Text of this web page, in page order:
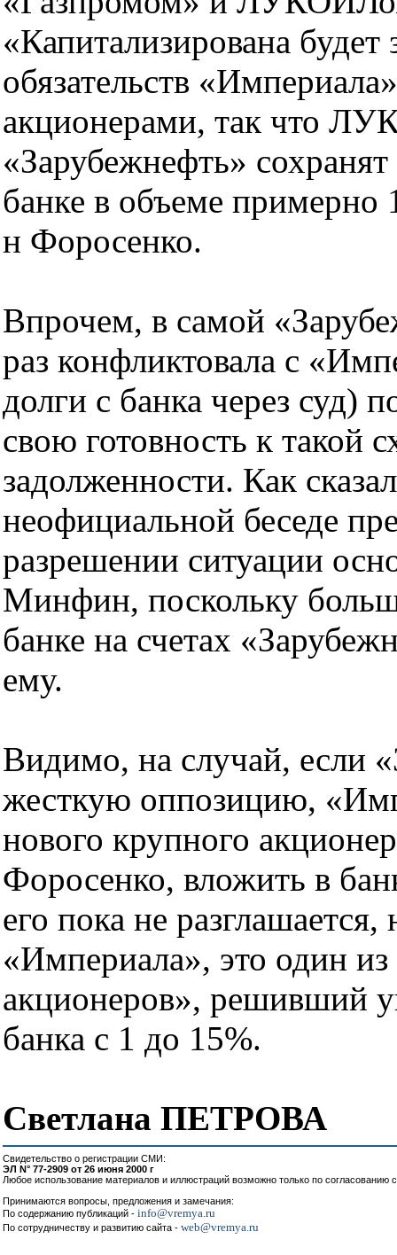
«Капитализирована будет
обязательств
акционерами, так что
«Зарубежнефть»
банке в объеме
н Форосенко.
Впрочем, в самой
раз конфликтовала с
долги с банка через суд)
свою готовность к такой
задолженности. Как
неофициальной беседе
разрешении ситуации
Минфин, поскольку
банке на счетах
ему.
Видимо, на случай, если
жесткую оппозицию,
нового крупного
Форосенко, вложить в
его пока не
«Империала», это один
акционеров», решивший
банка с 1 до 15%.
Светлана ПЕТРОВА
Свидетельство о регистрации СМИ:
ЭЛ N° 77-2909 от 26 июня 2000 г
Любое использование материалов и иллюстраций возможно только по согласованию
Принимаются вопросы, предложения и замечания:
По содержанию публикаций - info@vremya.ru
По сотрудничеству и развитию сайта - web@vremya.ru